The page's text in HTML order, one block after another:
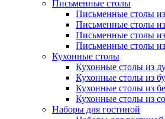
Письменные столы
Письменные столы
Письменные столы
Письменные столы
Письменные столы
Кухонные столы
Кухонные столы из
Кухонные столы из
Кухонные столы из
Кухонные столы из
Наборы для гостиной